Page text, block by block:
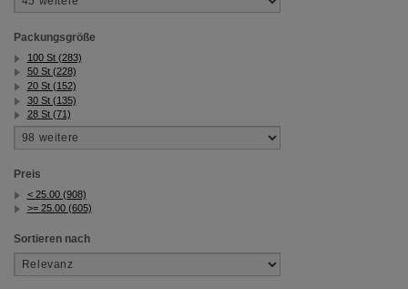
Packungsgröße
100 St (283)
50 St (228)
20 St (152)
30 St (135)
28 St (71)
Preis
< 25.00 (908)
>= 25.00 (605)
Sortieren nach